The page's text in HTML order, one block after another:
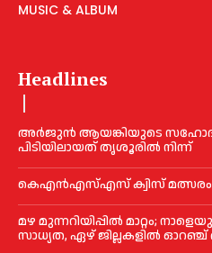
MUSIC & ALBUM
Headlines
അര്‍ജുന്‍ ആയങ്കിയുടെ
പിടിയിലായത് തൃശൂരില്‍ നിന്ന്
കെഎൻഎസ്എസ് ക്വിസ് മത്സരം
മഴ മുന്നറിയിപ്പിൽ മാറ്റം;
സാധ്യത, ഏഴ് ജില്ലകളിൽ ഓറഞ്ച്